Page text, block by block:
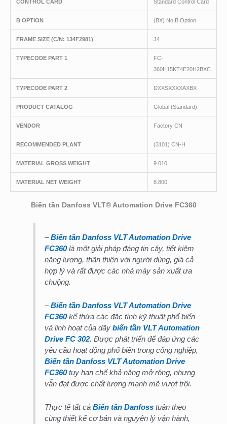
CONTROL CARD Standard Control Card
B OPTION (BX) No B Option
FRAME SIZE (C/N: 134F2981) J4
TYPECODE PART 1
FC-
360H15KT4E20H2BXC
TYPECODE PART 2 DXXSXXXXAXBX
PRODUCT CATALOG Global (Standard)
VENDOR Factory CN
RECOMMENDED PLANT (3101) CN-H
MATERIAL GROSS WEIGHT 9.010
MATERIAL NET WEIGHT 8.800
Biến tần Danfoss VLT® Automation Drive FC360
–Biến tần Danfoss VLT Automation Drive
FC360là một giải pháp đáng tin cậy, tiết kiệm
năng lượng, thân thiện với người dùng, giá cả
hợp lý và rất được các nhà máy sản xuất ưa
chuộng.
–Biến tần Danfoss VLT Automation Drive
FC360kế thừa các đặc tính kỹ thuật phổ biến
và linh hoạt của dãybiến tần VLT Automation
Drive FC 302. Được phát triển để đáp ứng các
yêu cầu hoạt động phổ biến trong công nghiệp,
Biến tần Danfoss VLT Automation Drive
FC360tuy hạn chế khả năng mở rộng, nhưng
vẫn đạt được chất lượng mạnh mẽ vượt trội.
Thực tế tất cảBiến tần Danfoss tuân theo
cùng thiết kế cơ bản và nguyên lý vận hành,